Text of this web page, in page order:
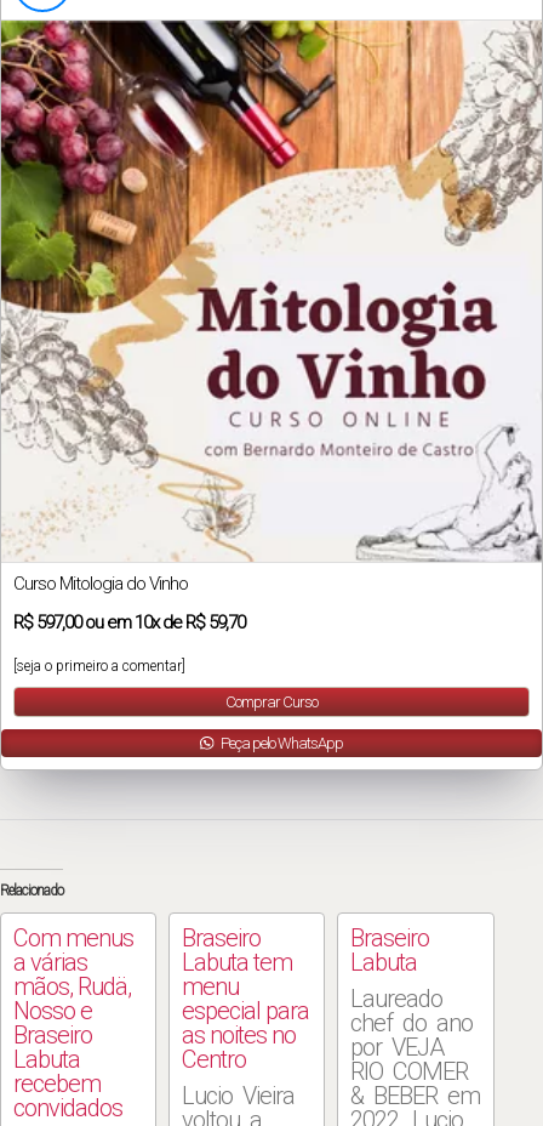
Curso Mitologia do Vinho
R$597,00ou em10xdeR$ 59,70
[seja o primeiro a comentar]
Comprar Curso
Peça pelo WhatsApp
Relacionado
Com menus
a várias
mãos, Rudä,
Nosso e
Braseiro
Labuta
recebem
convidados
Braseiro
Labuta tem
menu
especial para
as noites no
Centro
Lucio Vieira
Braseiro
Labuta
Laureado
chef do ano
por VEJA
RIO COMER
& BEBER em